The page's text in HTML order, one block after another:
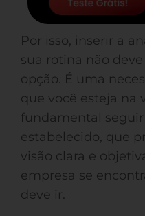
Por isso, inserir a
sua rotina não
opção. É uma
que você esteja na
fundamental
estabelecido, que
visão clara e
empresa se
deve ir.